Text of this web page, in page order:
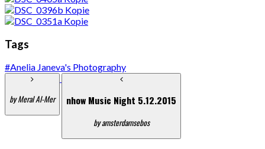
Tags
#Anelia Janeva's Photography
by Meral Al-Mer nhow Music Night 5.12.2015
by amsterdamsebos